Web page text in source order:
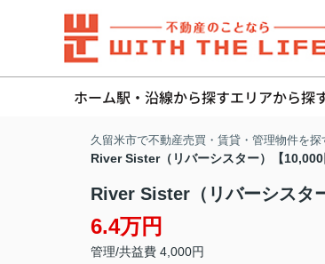
ホーム駅・沿線から探すエリアから探
久留米市で不動産売買・賃貸・管理物件を
River Sister（リバーシスター）【10,000
River Sister（リバーシスタ
6.4万円
管理/共益費 4,000円